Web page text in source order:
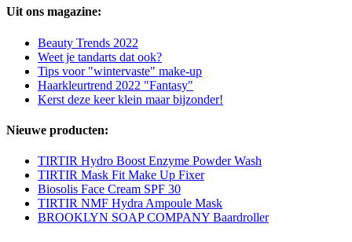
Uit ons magazine:
Beauty Trends 2022
Weet je tandarts dat ook?
Tips voor "wintervaste" make-up
Haarkleurtrend 2022 "Fantasy"
Kerst deze keer klein maar bijzonder!
Nieuwe producten:
TIRTIR Hydro Boost Enzyme Powder Wash
TIRTIR Mask Fit Make Up Fixer
Biosolis Face Cream SPF 30
TIRTIR NMF Hydra Ampoule Mask
BROOKLYN SOAP COMPANY Baardroller